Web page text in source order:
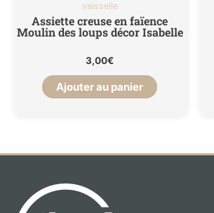
vaisselle
Assiette creuse en faïence
Moulin des loups décor Isabelle
3,00€
Ajouter au panier